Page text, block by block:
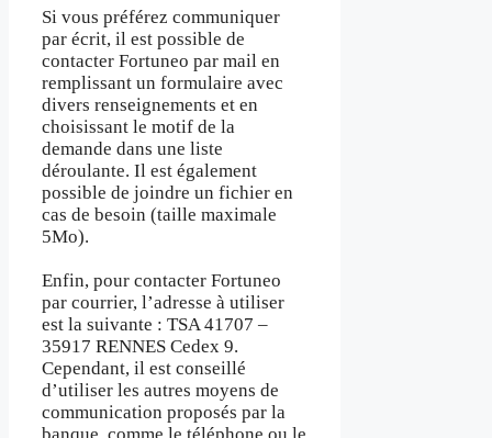
Si vous préférez communiquer
par écrit, il est possible de
contacter Fortuneo par mail en
remplissant un formulaire avec
divers renseignements et en
choisissant le motif de la
demande dans une liste
déroulante. Il est également
possible de joindre un fichier en
cas de besoin (taille maximale
5Mo).
Enfin, pour contacter Fortuneo
par courrier, l’adresse à utiliser
est la suivante : TSA 41707 –
35917 RENNES Cedex 9.
Cependant, il est conseillé
d’utiliser les autres moyens de
communication proposés par la